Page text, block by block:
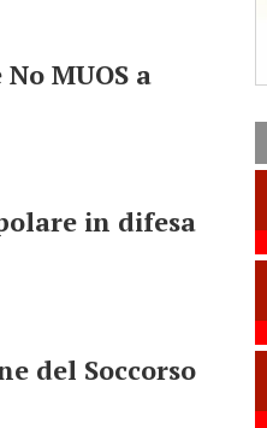
MUOS a
in difesa
del Soccorso